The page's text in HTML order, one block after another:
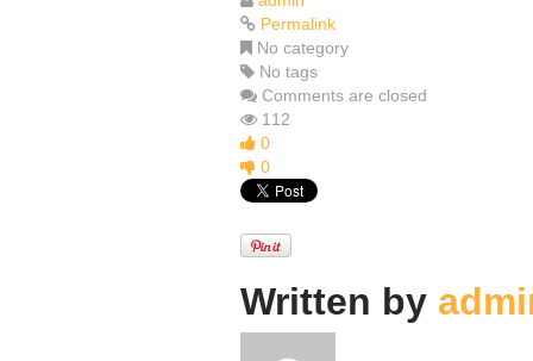
Permalink
No category
No tags
Comments are closed
112
0
0
Written by